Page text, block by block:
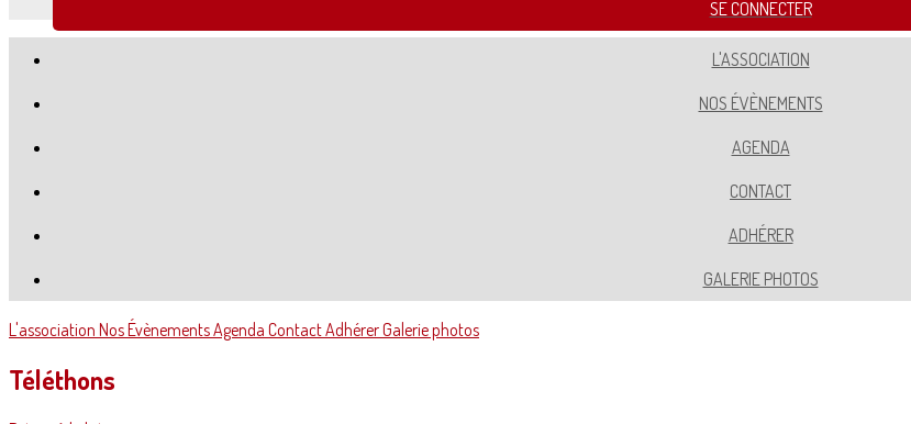
SE CONNECTER
L'ASSOCIATION
NOS ÉVÈNEMENTS
AGENDA
CONTACT
ADHÉRER
GALERIE PHOTOS
L'association Nos ÉvènementsAgenda ContactAdhérerGalerie photos
Téléthons